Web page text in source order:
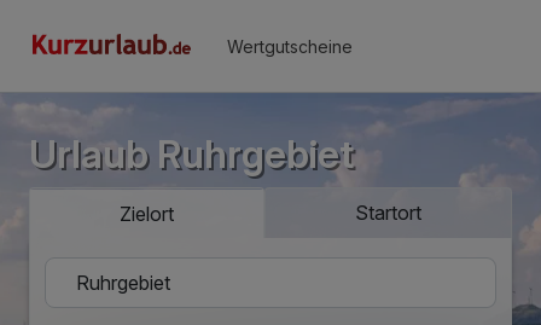
Wertgutscheine
Urlaub Ruhrgebiet
Zielort Startort